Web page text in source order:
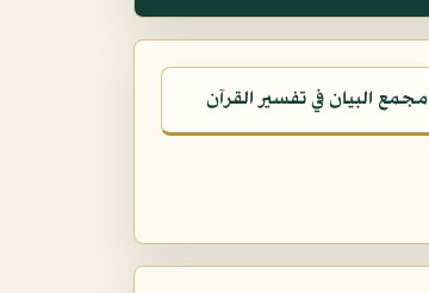
مجمع البيان في تفسير القرآن